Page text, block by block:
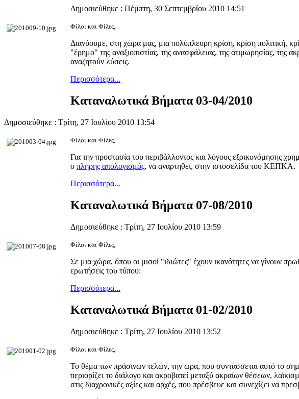
Δημοσιεύθηκε : Πέμπτη, 30 Σεπτεμβρίου 2010 14:51
Φίλοι και Φίλες,
Διανύουμε, στη χώρα μας, μια πολύπλευρη κρίση, κρίση πολιτική,
"έρημο" της αναξιοπιστίας, της ανασφάλειας, της ατιμωρησίας, της
αναζητούν λύσεις.
Περισσότερα...
Καταναλωτικά Βήματα 03-04/2010
Δημοσιεύθηκε : Τρίτη, 27 Ιουλίου 2010 13:54
Φίλοι και Φίλες,
Για την προστασία του περιβάλλοντος και λόγους εξοικονόμησης
ο πλήρης απολογισμός, να αναρτηθεί, στην ιστοσελίδα του ΚΕΠΚΑ.
Περισσότερα...
Καταναλωτικά Βήματα 07-08/2010
Δημοσιεύθηκε : Τρίτη, 27 Ιουλίου 2010 13:59
Φίλοι και Φίλες,
Σε μια χώρα, όπου οι μισοί "ιδιώτες" έχουν ικανότητες να γίνουν
ερωτήσεις του τύπου:
Περισσότερα...
Καταναλωτικά Βήματα 01-02/2010
Δημοσιεύθηκε : Τρίτη, 27 Ιουλίου 2010 13:52
Φίλοι και Φίλες,
Το θέμα των πράσινων τελών, την ώρα, που συντάσσεται αυτό το
περιορίζει το διάλογο και ακροβατεί μεταξύ ακραίων θέσεων,
στις διαχρονικές αξίες και αρχές, που πρέσβευε και συνεχίζει να